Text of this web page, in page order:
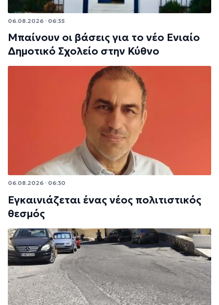
06.08.2026 · 06:35
Μπαίνουν οι βάσεις για το νέο Ενιαίο
Δημοτικό Σχολείο στην Κύθνο
06.08.2026 · 06:30
Εγκαινιάζεται ένας νέος πολιτιστικός
θεσμός